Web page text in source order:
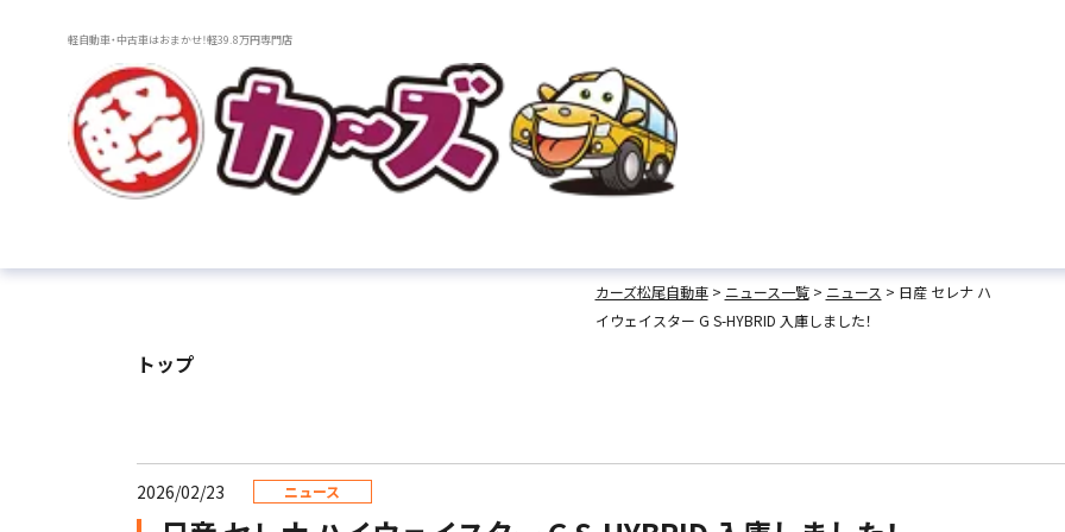
軽自動車・中古車はおまかせ！軽39.8万円専門店
トップ
カーズ松尾自動車> ニュース一覧> ニュース > 日産 セレナ ハ
イウェイスター G S-HYBRID 入庫しました！
2026/02/23 ニュース